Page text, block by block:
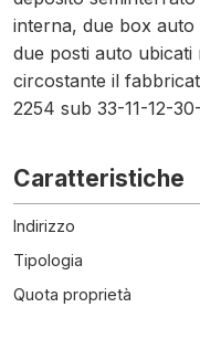
interna, due box
due posti auto
circostante il
2254 sub 33-11-12-
Caratteristiche
Indirizzo
Tipologia
Quota proprietà